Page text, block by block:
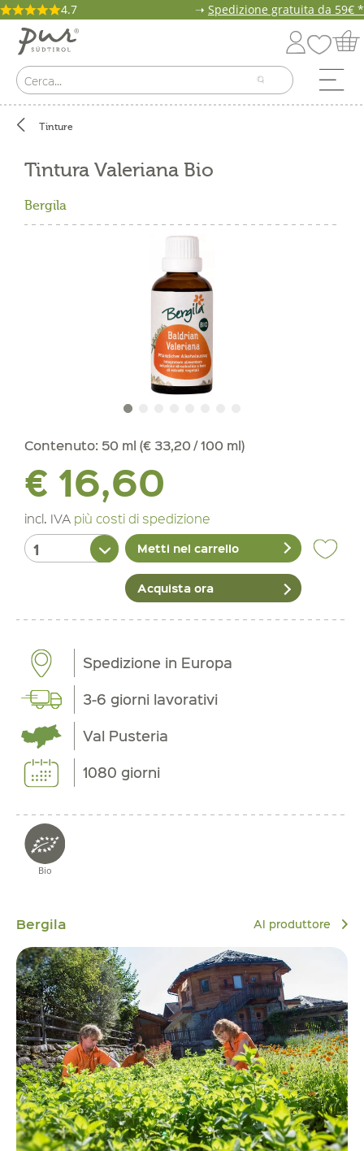
4.7 ➝ Spedizione gratuita da 59€ *
Tinture
Tintura Valeriana Bio
Bergila
Contenuto: 50 ml (€ 33,20 / 100 ml)
€ 16,60
incl. IVA più costi di spedizione
Metti nel carrello
Acquista ora
Spedizione in Europa
3-6 giorni lavorativi
Val Pusteria
1080 giorni
Bio
Bergila Al produttore